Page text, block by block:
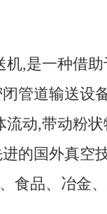
机,是一种借
管道输送设
动,带动粉
的国外真空
食品、冶金